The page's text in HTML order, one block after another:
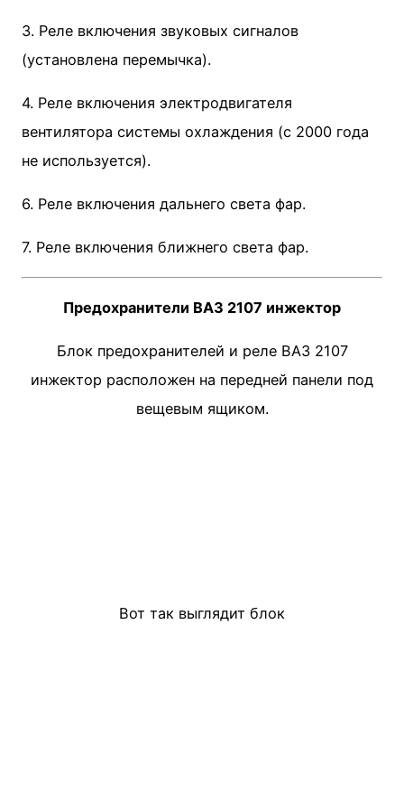
3. Реле включения звуковых сигналов
(установлена перемычка).
4. Реле включения электродвигателя
вентилятора системы охлаждения (с 2000 года
не используется).
6. Реле включения дальнего света фар.
7. Реле включения ближнего света фар.
Предохранители ВАЗ 2107 инжектор
Блок предохранителей и реле ВАЗ 2107
инжектор расположен на передней панели под
вещевым ящиком.
Вот так выглядит блок